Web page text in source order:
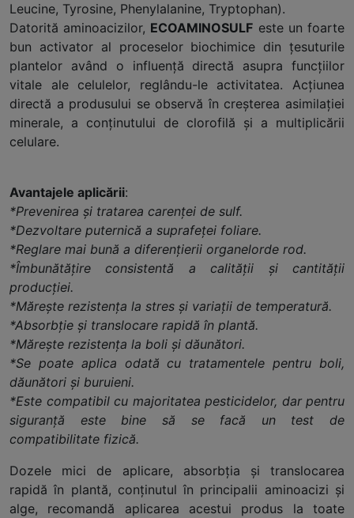
Leucine, Tyrosine, Phenylalanine, Tryptophan).
Datorită aminoacizilor, ECOAMINOSULF este un foarte
bun activator al proceselor biochimice din ţesuturile
plantelor având o influenţă directă asupra funcţiilor
vitale ale celulelor, reglându-le activitatea. Acţiunea
directă a produsului se observă în creşterea asimilaţiei
minerale, a conţinutului de clorofilă şi a multiplicării
celulare.
Avantajele aplicării:
*Prevenirea şi tratarea carenţei de sulf.
*Dezvoltare puternică a suprafeţei foliare.
*Reglare mai bună a diferenţierii organelorde rod.
*Îmbunătăţire consistentă a calităţii şi cantităţii
producţiei.
*Măreşte rezistenţa la stres şi variaţii de temperatură.
*Absorbţie şi translocare rapidă în plantă.
*Măreşte rezistenţa la boli şi dăunători.
*Se poate aplica odată cu tratamentele pentru boli,
dăunători şi buruieni.
*Este compatibil cu majoritatea pesticidelor, dar pentru
siguranţă este bine să se facă un test de
compatibilitate fizică.
Dozele mici de aplicare, absorbţia şi translocarea
rapidă în plantă, conţinutul în principalii aminoacizi şi
alge, recomandă aplicarea acestui produs la toate